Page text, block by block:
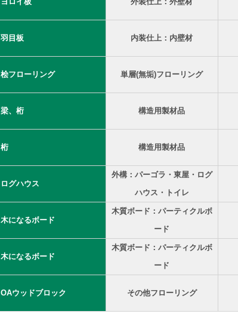
羽目板 内装仕上：内壁材
桧フローリング 単層(無垢)フローリング
梁、桁 構造用製材品
桁 構造用製材品
ログハウス
外構：パーゴラ・東屋・ログ
ハウス・トイレ
木になるボード
木質ボード：パーティクルボ
ード
木になるボード
木質ボード：パーティクルボ
ード
OAウッドブロック その他フローリング